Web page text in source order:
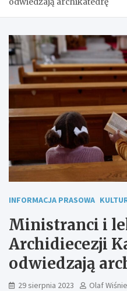
INFORMACJA PRASOWA
Ministranci i
Archidiecezji
odwiedzają
29 sierpnia 2023 Olaf